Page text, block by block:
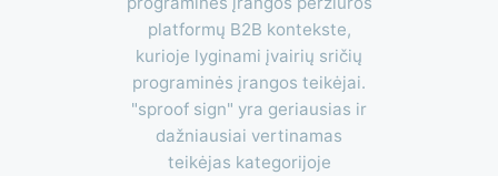
platformų B2B kontekste,
kurioje lyginami įvairių sričių
programinės įrangos teikėjai.
"sproof sign" yra geriausias ir
dažniausiai vertinamas
teikėjas kategorijoje